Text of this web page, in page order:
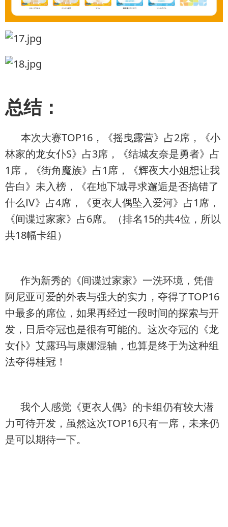
总结：
本次大赛TOP16，《摇曳露营》占2席，《小
林家的龙女仆S》占3席，《结城友奈是勇者》占
1席，《街角魔族》占1席，《辉夜大小姐想让我
告白》未入榜，《在地下城寻求邂逅是否搞错了
什么Ⅳ》占4席，《更衣人偶坠入爱河》占1席，
《间谍过家家》占6席。（排名15的共4位，所以
共18幅卡组）
作为新秀的《间谍过家家》一洗环境，凭借
阿尼亚可爱的外表与强大的实力，夺得了TOP16
中最多的席位，如果再经过一段时间的探索与开
发，日后夺冠也是很有可能的。这次夺冠的《龙
女仆》艾露玛与康娜混轴，也算是终于为这种组
法夺得桂冠！
我个人感觉《更衣人偶》的卡组仍有较大潜
力可待开发，虽然这次TOP16只有一席，未来仍
是可以期待一下。